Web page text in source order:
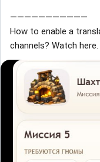
———————————
How to enable a
channels? Watch here.